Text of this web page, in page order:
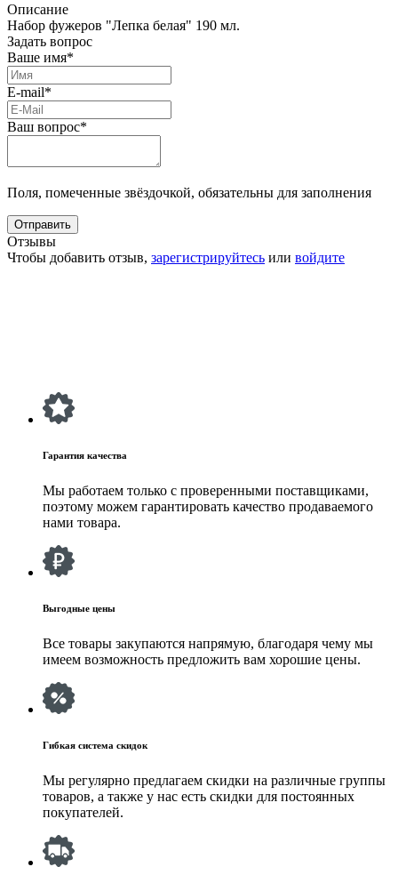
Описание
Набор фужеров "Лепка белая" 190 мл.
Задать вопрос
Ваше имя*
E-mail*
Ваш вопрос*
Поля, помеченные звёздочкой, обязательны для заполнения
Отзывы
Чтобы добавить отзыв, зарегистрируйтесь или войдите
Гарантия качества
Мы работаем только с проверенными поставщиками,
поэтому можем гарантировать качество продаваемого
нами товара.
Выгодные цены
Все товары закупаются напрямую, благодаря чему мы
имеем возможность предложить вам хорошие цены.
Гибкая система скидок
Мы регулярно предлагаем скидки на различные группы
товаров, а также у нас есть скидки для постоянных
покупателей.